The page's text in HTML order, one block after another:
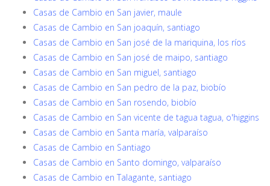
Casas de Cambio en San javier, maule
Casas de Cambio en San joaquín, santiago
Casas de Cambio en San josé de la mariquina, los ríos
Casas de Cambio en San josé de maipo, santiago
Casas de Cambio en San miguel, santiago
Casas de Cambio en San pedro de la paz, biobío
Casas de Cambio en San rosendo, biobío
Casas de Cambio en San vicente de tagua tagua, o'higgins
Casas de Cambio en Santa maría, valparaíso
Casas de Cambio en Santiago
Casas de Cambio en Santo domingo, valparaíso
Casas de Cambio en Talagante, santiago